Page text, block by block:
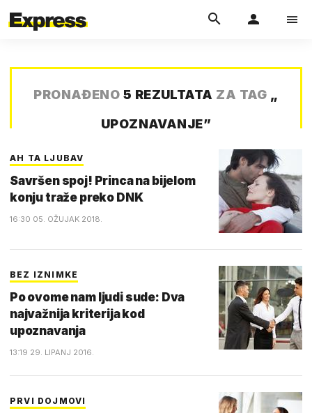
PRONAĐENO 5 REZULTATA ZA TAG „
UPOZNAVANJE”
AH TA LJUBAV
Savršen spoj! Princa na bijelom
konju traže preko DNK
16:30 05. OŽUJAK 2018.
BEZ IZNIMKE
Po ovome nam ljudi sude: Dva
najvažnija kriterija kod
upoznavanja
13:19 29. LIPANJ 2016.
PRVI DOJMOVI